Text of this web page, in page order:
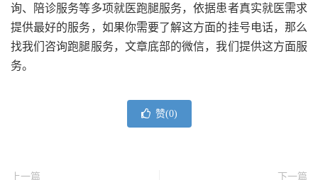
询、陪诊服务等多项就医跑腿服务，依据患者真实就医需求
提供最好的服务，如果你需要了解这方面的挂号电话，那么
找我们咨询跑腿服务，文章底部的微信，我们提供这方面服
务。
赞(0)
上一篇 下一篇